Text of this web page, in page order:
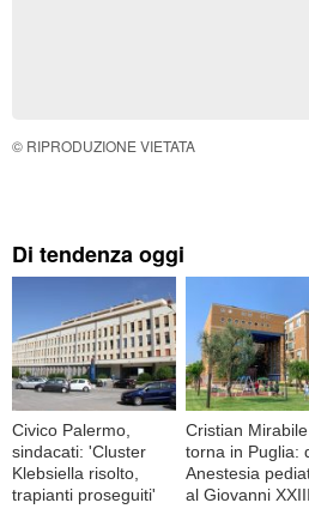
© RIPRODUZIONE VIETATA
Di tendenza oggi
Civico Palermo,
sindacati: 'Cluster
Klebsiella risolto,
trapianti proseguiti'
Cristian Mirabile
torna in Puglia:
Anestesia
al Giovanni XXIII